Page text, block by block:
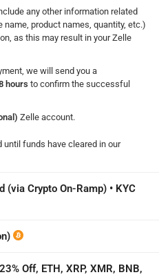
any other information related
product names, quantity, etc.)
as this may result in your Zelle
we will send you a
hours to confirm the successful
Zelle account.
until funds have cleared in our
(via Crypto On-Ramp) • KYC
Off, ETH, XRP, XMR, BNB,